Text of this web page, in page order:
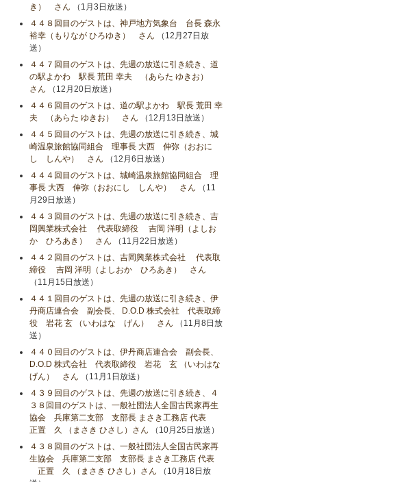
き） さん （1月3日放送）
４４８回目のゲストは、神戸地方気象台 台長 森永
裕幸（もりなが ひろゆき） さん （12月27日放
送）
４４７回目のゲストは、先週の放送に引き続き、道
の駅よかわ 駅長 荒田 幸夫 （あらた ゆきお）
さん （12月20日放送）
４４６回目のゲストは、道の駅よかわ 駅長 荒田 幸
夫 （あらた ゆきお） さん （12月13日放送）
４４５回目のゲストは、先週の放送に引き続き、城
崎温泉旅館協同組合 理事長 大西 伸弥（おおに
し しんや） さん （12月6日放送）
４４４回目のゲストは、城崎温泉旅館協同組合 理
事長 大西 伸弥（おおにし しんや） さん （11
月29日放送）
４４３回目のゲストは、先週の放送に引き続き、吉
岡興業株式会社 代表取締役 吉岡 洋明（よしお
か ひろあき） さん （11月22日放送）
４４２回目のゲストは、吉岡興業株式会社 代表取
締役 吉岡 洋明（よしおか ひろあき） さん
（11月15日放送）
４４１回目のゲストは、先週の放送に引き続き、伊
丹商店連合会 副会長、 D.O.D 株式会社 代表取締
役 岩花 玄 （いわはな げん） さん （11月8日放
送）
４４０回目のゲストは、伊丹商店連合会 副会長、
D.O.D 株式会社 代表取締役 岩花 玄 （いわはな
げん） さん （11月1日放送）
４３９回目のゲストは、先週の放送に引き続き、４
３８回目のゲストは、一般社団法人全国古民家再生
協会 兵庫第二支部 支部長 まさき工務店 代表
正置 久 （まさき ひさし）さん （10月25日放送）
４３８回目のゲストは、一般社団法人全国古民家再
生協会 兵庫第二支部 支部長 まさき工務店 代表
正置 久 （まさき ひさし）さん （10月18日放